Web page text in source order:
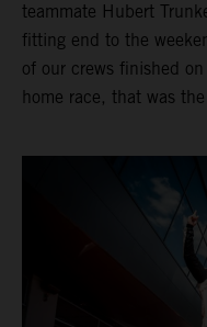
teammate Hubert
fitting end to the
of our crews finished
home race, that was